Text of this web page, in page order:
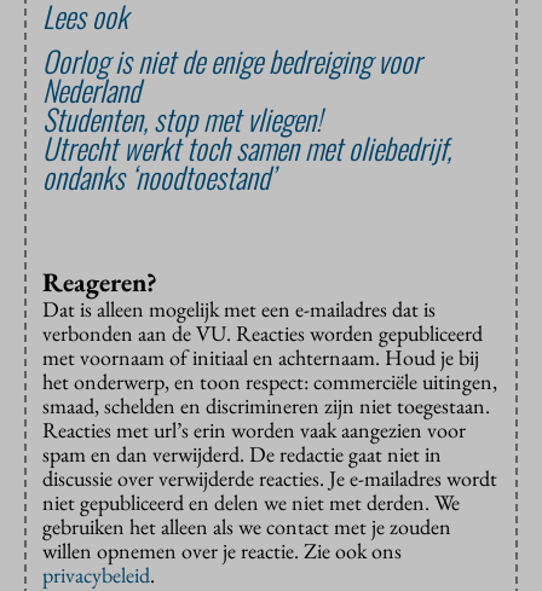
Lees ook
Oorlog is niet de enige bedreiging voor
Nederland
Studenten, stop met vliegen!
Utrecht werkt toch samen met oliebedrijf,
ondanks ‘noodtoestand’
Reageren?
Dat is alleen mogelijk met een e-mailadres dat is
verbonden aan de VU. Reacties worden gepubliceerd
met voornaam of initiaal en achternaam. Houd je bij
het onderwerp, en toon respect: commerciële uitingen,
smaad, schelden en discrimineren zijn niet toegestaan.
Reacties met url’s erin worden vaak aangezien voor
spam en dan verwijderd. De redactie gaat niet in
discussie over verwijderde reacties. Je e-mailadres wordt
niet gepubliceerd en delen we niet met derden. We
gebruiken het alleen als we contact met je zouden
willen opnemen over je reactie. Zie ook ons
privacybeleid.